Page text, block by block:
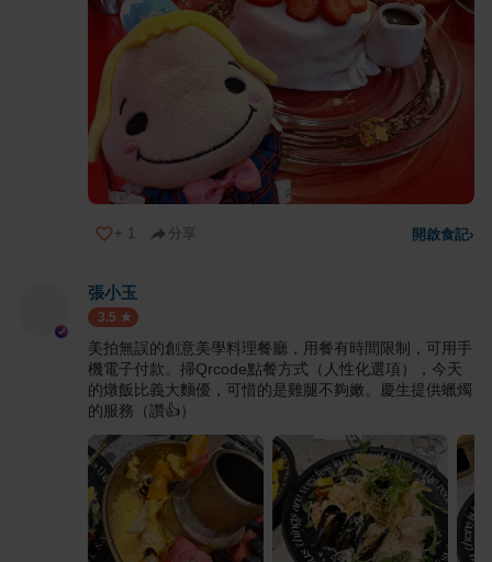
+ 1 分享 開啟食記›
張小玉
3.5
美拍無誤的創意美學料理餐廳，用餐有時間限制，可用手
機電子付款。掃Qrcode點餐方式（人性化選項），今天
的燉飯比義大麵優，可惜的是雞腿不夠嫩。慶生提供蠟燭
的服務（讚👍）